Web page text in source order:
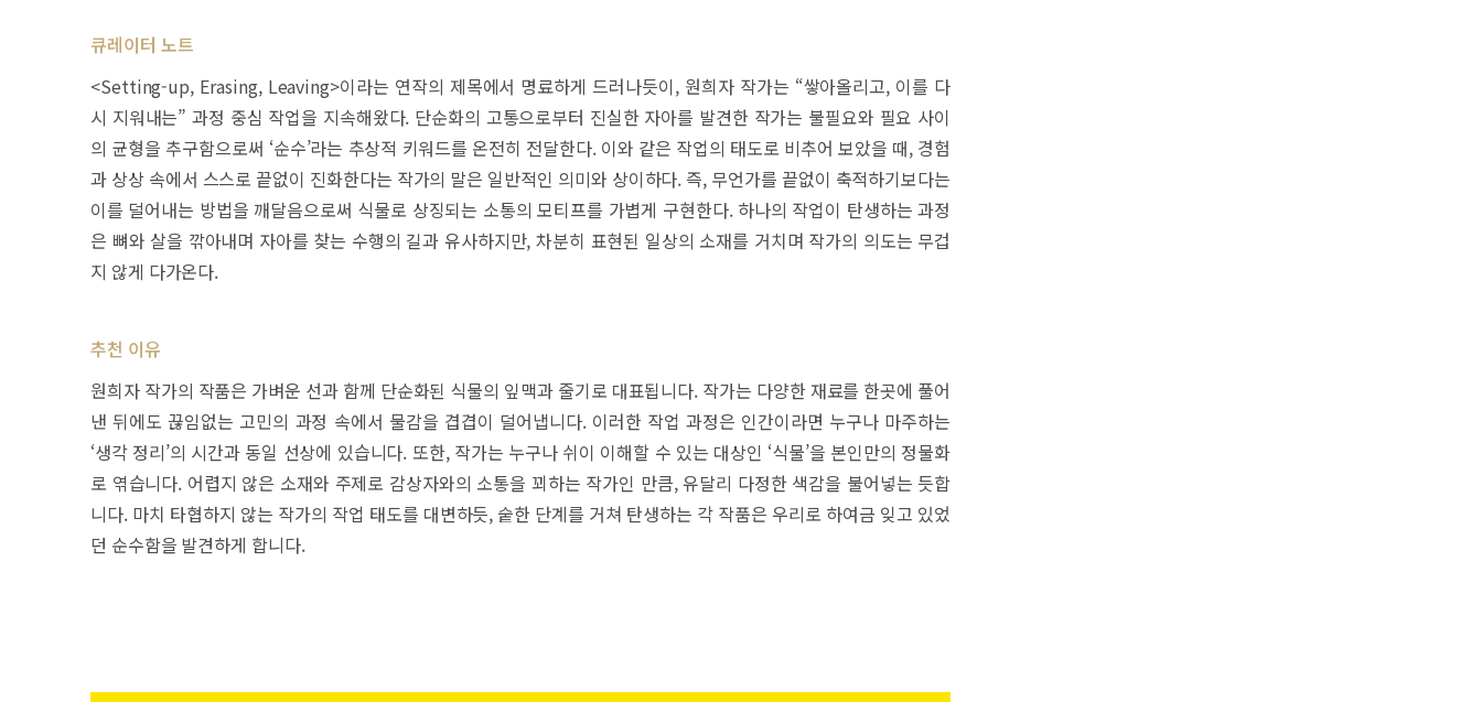
큐레이터 노트
<Setting-up, Erasing, Leaving>이라는 연작의 제목에서 명료하게 드러나듯이, 원희자 작가는 “쌓아올리고, 이를 다
시 지워내는” 과정 중심 작업을 지속해왔다. 단순화의 고통으로부터 진실한 자아를 발견한 작가는 불필요와 필요 사이
의 균형을 추구함으로써 ‘순수’라는 추상적 키워드를 온전히 전달한다. 이와 같은 작업의 태도로 비추어 보았을 때, 경험
과 상상 속에서 스스로 끝없이 진화한다는 작가의 말은 일반적인 의미와 상이하다. 즉, 무언가를 끝없이 축적하기보다는
이를 덜어내는 방법을 깨달음으로써 식물로 상징되는 소통의 모티프를 가볍게 구현한다. 하나의 작업이 탄생하는 과정
은 뼈와 살을 깎아내며 자아를 찾는 수행의 길과 유사하지만, 차분히 표현된 일상의 소재를 거치며 작가의 의도는 무겁
지 않게 다가온다.
추천 이유
원희자 작가의 작품은 가벼운 선과 함께 단순화된 식물의 잎맥과 줄기로 대표됩니다. 작가는 다양한 재료를 한곳에 풀어
낸 뒤에도 끊임없는 고민의 과정 속에서 물감을 겹겹이 덜어냅니다. 이러한 작업 과정은 인간이라면 누구나 마주하는
‘생각 정리’의 시간과 동일 선상에 있습니다. 또한, 작가는 누구나 쉬이 이해할 수 있는 대상인 ‘식물’을 본인만의 정물화
로 엮습니다. 어렵지 않은 소재와 주제로 감상자와의 소통을 꾀하는 작가인 만큼, 유달리 다정한 색감을 불어넣는 듯합
니다. 마치 타협하지 않는 작가의 작업 태도를 대변하듯, 숱한 단계를 거쳐 탄생하는 각 작품은 우리로 하여금 잊고 있었
던 순수함을 발견하게 합니다.